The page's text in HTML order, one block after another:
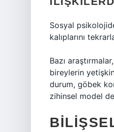
Sosyal
kalıplarını
Bazı
bireylerin
durum, göbek
zihinsel model